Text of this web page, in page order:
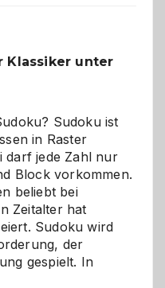
Klassiker unter
Sudoku ist
in Raster
darf jede Zahl nur
Block vorkommen.
beliebt bei
Zeitalter hat
Sudoku wird
der
gespielt. In